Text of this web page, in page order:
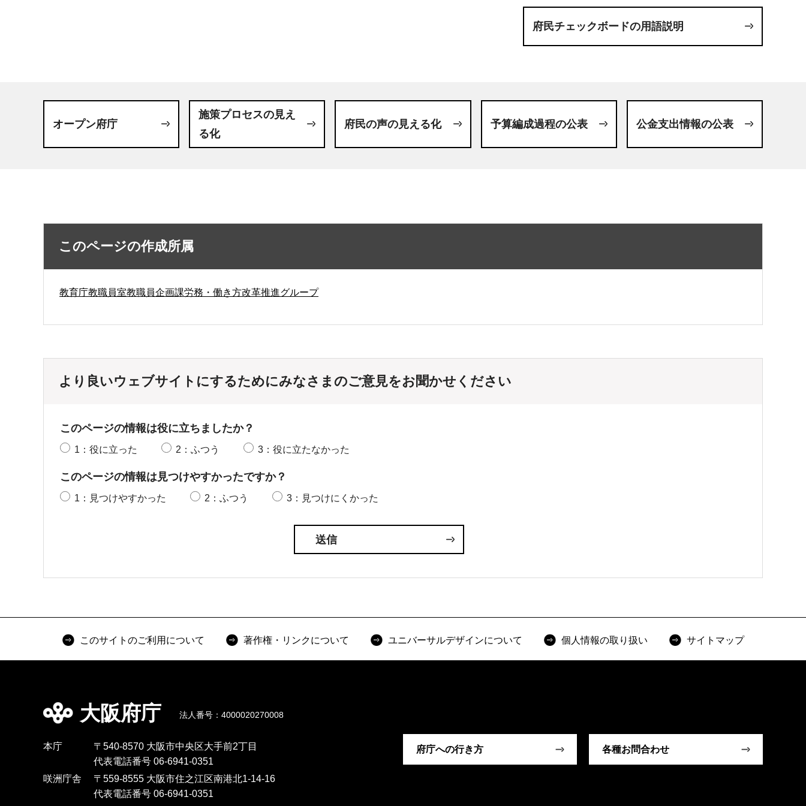
府民チェックボードの用語説明
オープン府庁
施策プロセスの見え
る化
府民の声の見える化 予算編成過程の公表 公金支出情報の公表
このページの作成所属
教育庁教職員室教職員企画課労務・働き方改革推進グループ
より良いウェブサイトにするためにみなさまのご意見をお聞かせください
このページの情報は役に立ちましたか？
1：役に立った 2：ふつう 3：役に立たなかった
このページの情報は見つけやすかったですか？
1：見つけやすかった 2：ふつう 3：見つけにくかった
このサイトのご利用について 著作権・リンクについて ユニバーサルデザインについて 個人情報の取り扱い サイトマップ
大阪府庁 法人番号：4000020270008
本庁
〒540-8570 大阪市中央区大手前2丁目
代表電話番号 06-6941-0351
咲洲庁舎
〒559-8555 大阪市住之江区南港北1-14-16
代表電話番号 06-6941-0351
府庁への行き方 各種お問合わせ